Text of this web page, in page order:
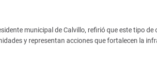
municipal de Calvillo, refirió que este tipo
y representan acciones que fortalecen la